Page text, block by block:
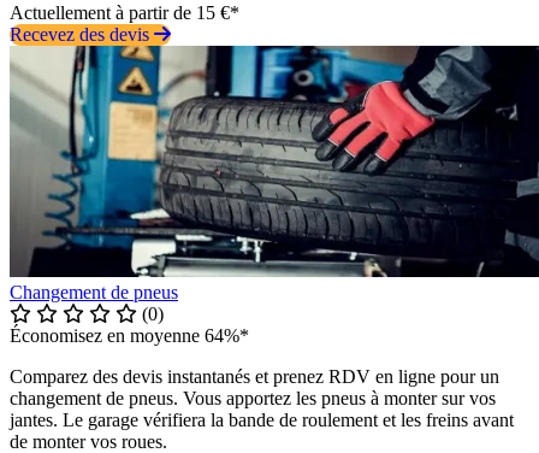
Actuellement à partir de 15 €*
Recevez des devis
Changement de pneus
(0)
Économisez en moyenne 64%*
Comparez des devis instantanés et prenez RDV en ligne pour un
changement de pneus. Vous apportez les pneus à monter sur vos
jantes. Le garage vérifiera la bande de roulement et les freins avant
de monter vos roues.